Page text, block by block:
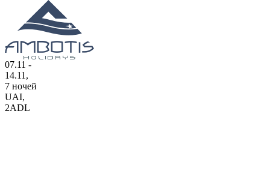
07.11 -
14.11,
7 ночей
UAI,
2ADL